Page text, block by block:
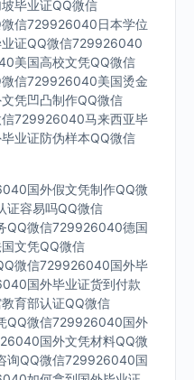
毕业证QQ微信
信729926040日本学位
证QQ微信729926040
美国高校文凭QQ微信
信729926040美国烫金
凭凹凸制作QQ微信
729926040马来西亚毕
业证防伪样本QQ微信
国外假文凭制作QQ微
证容易吗QQ微信
QQ微信729926040德国
文凭QQ微信
微信729926040国外毕
国外毕业证货到付款
育部认证QQ微信
QQ微信729926040国外
国外文凭材料QQ微
询QQ微信729926040国